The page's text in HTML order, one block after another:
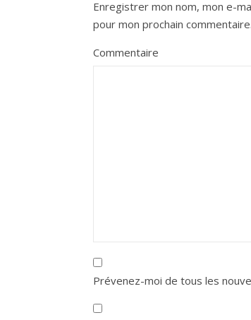
Enregistrer mon nom, mon e-
pour mon prochain commentaire.
Commentaire
Prévenez-moi de tous les